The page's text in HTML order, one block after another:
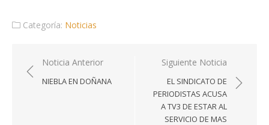
Categoría: Noticias
Navegación
de
Noticia Anterior
NIEBLA EN DOÑANA
Siguiente Noticia
EL SINDICATO DE
PERIODISTAS ACUSA
A TV3 DE ESTAR AL
SERVICIO DE MAS